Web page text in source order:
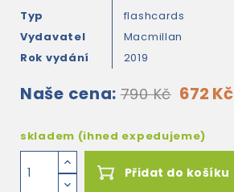
Typ
flashcards
Vydavatel
Macmillan
Rok vydání
2019
Naše cena: 790 Kč 672 Kč
skladem (ihned expedujeme)
Přidat do košíku